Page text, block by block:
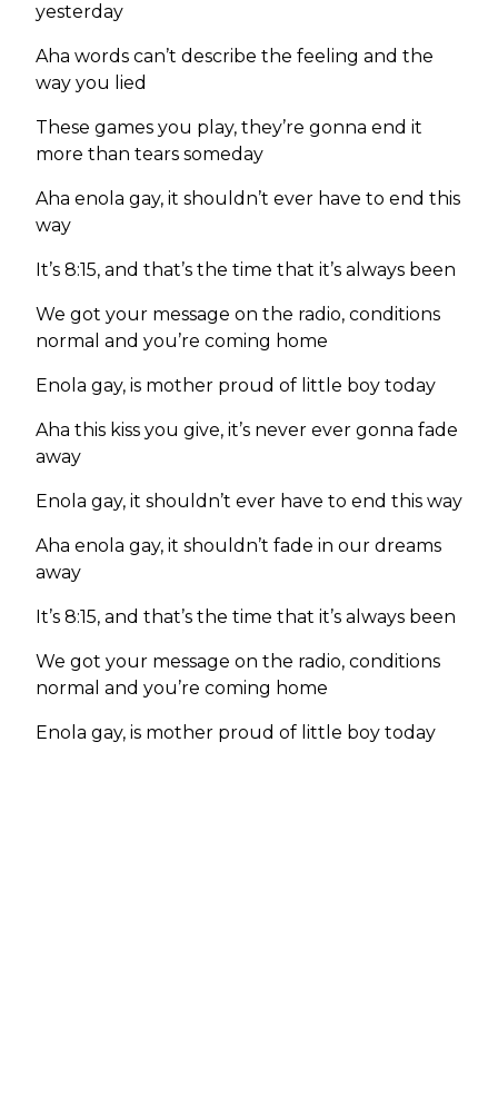
yesterday
Aha words can’t describe the feeling and the
way you lied
These games you play, they’re gonna end it
more than tears someday
Aha enola gay, it shouldn’t ever have to end this
way
It’s 8:15, and that’s the time that it’s always been
We got your message on the radio, conditions
normal and you’re coming home
Enola gay, is mother proud of little boy today
Aha this kiss you give, it’s never ever gonna fade
away
Enola gay, it shouldn’t ever have to end this way
Aha enola gay, it shouldn’t fade in our dreams
away
It’s 8:15, and that’s the time that it’s always been
We got your message on the radio, conditions
normal and you’re coming home
Enola gay, is mother proud of little boy today